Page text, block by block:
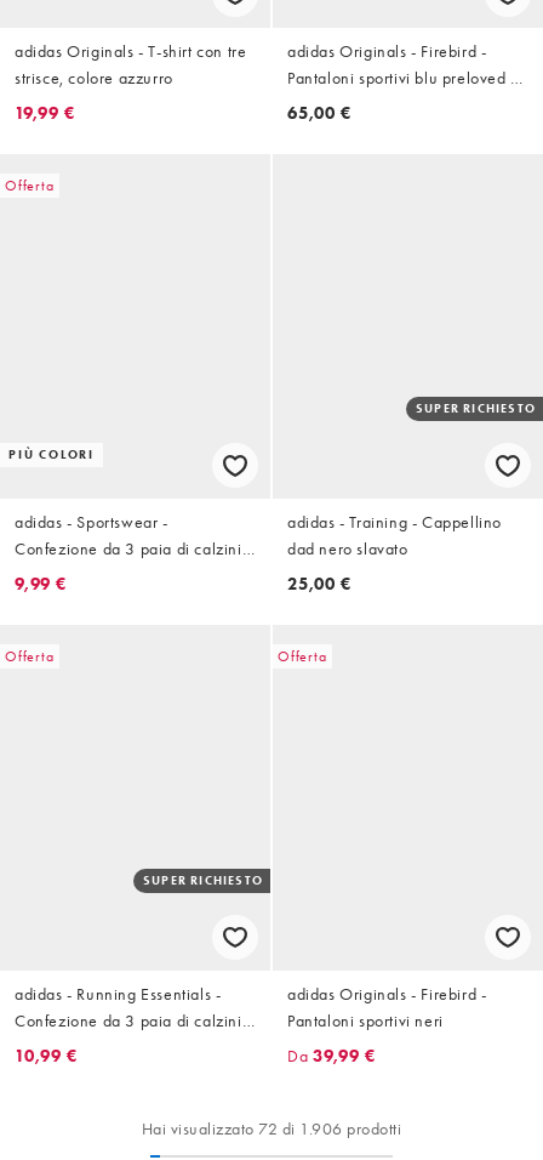
adidas Originals - T-shirt con tre
strisce, colore azzurro
19,99 €
adidas Originals - Firebird -
Pantaloni sportivi blu preloved e
arancioni
65,00 €
Offerta
PIÙ COLORI
adidas - Sportswear -
Confezione da 3 paia di calzini
alla caviglia neri, bianchi e grigi
9,99 €
SUPER RICHIESTO
adidas - Training - Cappellino
dad nero slavato
25,00 €
Offerta
SUPER RICHIESTO
adidas - Running Essentials -
Confezione da 3 paia di calzini
sportivi neri
10,99 €
Offerta
adidas Originals - Firebird -
Pantaloni sportivi neri
Da 39,99 €
Hai visualizzato 72 di 1.906 prodotti